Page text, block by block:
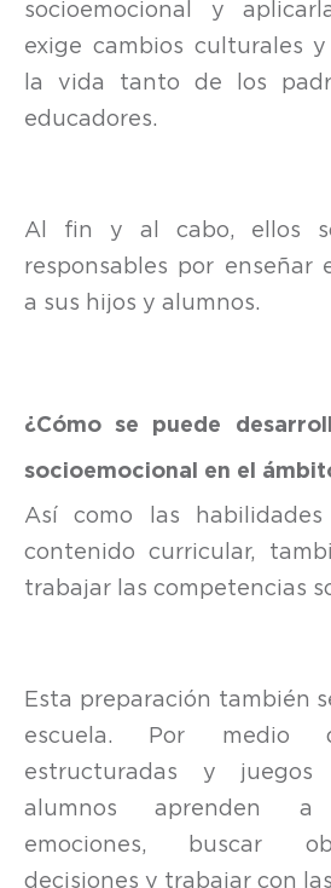
socioemocional y
exige cambios culturales
la vida tanto de los
educadores.
Al fin y al cabo, ellos
responsables por enseñar
a sus hijos y alumnos.
¿Cómo se puede
socioemocional en el
Así como las
contenido curricular,
trabajar las competencias
Esta preparación también
escuela. Por medio
estructuradas y juegos
alumnos aprenden
emociones, buscar
decisiones y trabajar con